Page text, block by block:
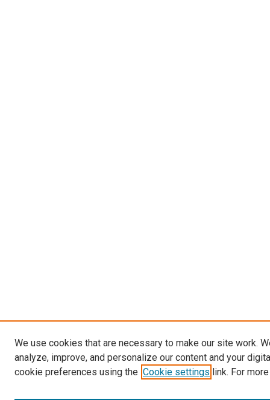
We use cookies that are necessary to make our site work.
analyze, improve, and personalize our content and your
cookie preferences using the Cookie settings link. For